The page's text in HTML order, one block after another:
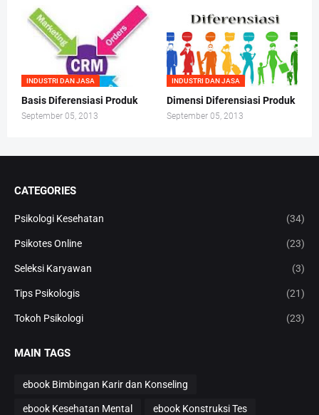
INDUSTRI DAN JASA
Basis Diferensiasi Produk
September 05, 2013
INDUSTRI DAN JASA
Dimensi Diferensiasi Produk
September 05, 2013
CATEGORIES
Psikologi Kesehatan (34)
Psikotes Online (23)
Seleksi Karyawan (3)
Tips Psikologis (21)
Tokoh Psikologi (23)
MAIN TAGS
ebook Bimbingan Karir dan Konseling
ebook Kesehatan Mental ebook Konstruksi Tes